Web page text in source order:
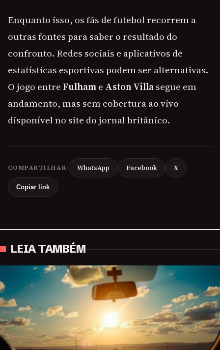
Enquanto isso, os fãs de futebol recorrem a
outras fontes para saber o resultado do
confronto. Redes sociais e aplicativos de
estatísticas esportivas podem ser alternativas.
O jogo entreFulhame Aston Villasegue em
andamento, mas sem cobertura ao vivo
disponível no site do jornal britânico.
COMPARTILHAR: WhatsApp Facebook X
Copiar link
LEIA TAMBÉM